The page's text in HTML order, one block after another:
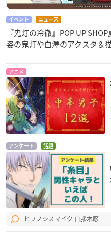
イベント ニュース
『鬼灯の冷徹』POP UP
姿の鬼灯や白澤のアクスタ＆
アニメ
アンケート 話題
ヒプノシスマイク 白膠木簓